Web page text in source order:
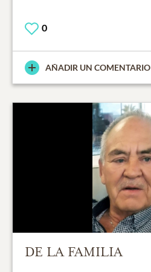
0
AÑADIR UN COMENTARIO
DE LA FAMILIA